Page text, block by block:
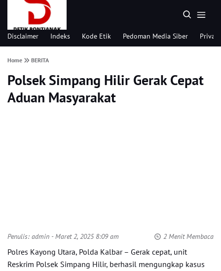
Disclaimer Indeks Kode Etik Pedoman Media Siber
Home BERITA
Polsek Simpang Hilir Gerak Cepat
Aduan Masyarakat
Penulis: admin - Maret 2, 2025 8:09 am 2 Menit Membaca
Polres Kayong Utara, Polda Kalbar – Gerak cepat, unit
Reskrim Polsek Simpang Hilir, berhasil mengungkap kasus